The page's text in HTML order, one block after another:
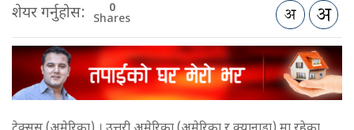
शेयर गर्नुहोस: 0
Shares